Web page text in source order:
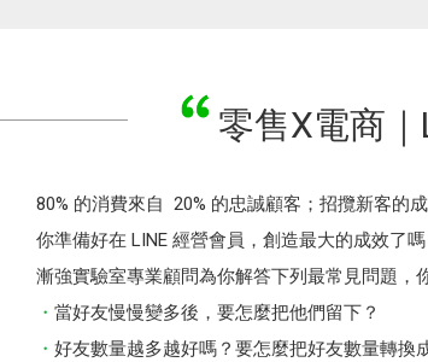
零售X電商
80% 的消費來自 20% 的忠誠顧客；招攬新客的成
你準備好在 LINE 經營會員，創造最大的成效了嗎
漸強實驗室專業顧問為你解答下列最常見問題，
當好友慢慢變多後，要怎麼把他們留下？
好友數量越多越好嗎？要怎麼把好友數量轉換